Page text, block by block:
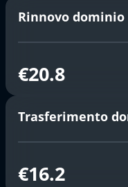
Rinnovo dominio
€20.8
Trasferimento
€16.2